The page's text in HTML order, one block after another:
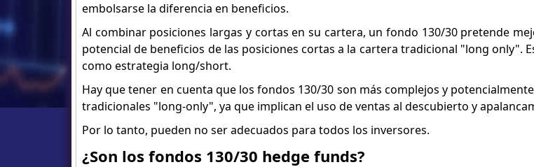
embolsarse la diferencia en beneficios.
Al combinar posiciones largas y cortas en su cartera, un fondo 130/30 pretende
potencial de beneficios de las posiciones cortas a la cartera tradicional "long only".
como estrategia long/short.
Hay que tener en cuenta que los fondos 130/30 son más complejos y
tradicionales "long-only", ya que implican el uso de ventas al descubierto y
Por lo tanto, pueden no ser adecuados para todos los inversores.
¿Son los fondos 130/30 hedge funds?